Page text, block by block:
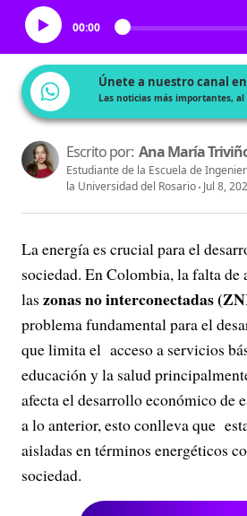
00:00
Únete a nuestro canal
Las noticias más importantes,
Escrito por: Ana María
Estudiante de la Escuela de
la Universidad del Rosario Jul 8,
La energía es crucial para el
sociedad. En Colombia, la falta de
las zonas no interconectadas (ZN
problema fundamental para el
que limita el acceso a servicios
educación y la salud
afecta el desarrollo económico de
a lo anterior, esto conlleva que
aisladas en términos energéticos
sociedad.